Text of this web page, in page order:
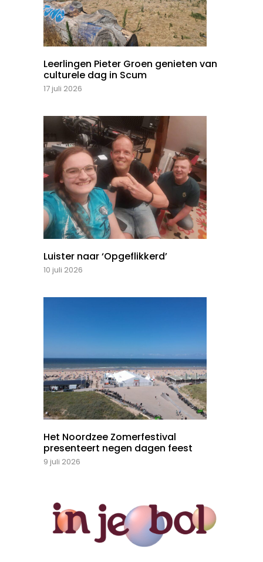
Leerlingen Pieter Groen genieten van
culturele dag in Scum
17 juli 2026
Luister naar ‘Opgeflikkerd’
10 juli 2026
Het Noordzee Zomerfestival
presenteert negen dagen feest
9 juli 2026